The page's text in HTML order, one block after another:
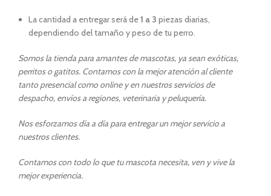
La cantidad a entregar será de1 a 3 piezas diarias,
dependiendo del tamaño y peso de tu perro.
Somos la tienda para amantes de mascotas, ya sean exóticas,
perritos o gatitos. Contamos con la mejor atención al cliente
tanto presencial como online y en nuestros servicios de
despacho, envíos a regiones, veterinaria y peluquería.
Nos esforzamos día a día para entregar un mejor servicio a
nuestros clientes.
Contamos con todo lo que tu mascota necesita, ven y vive la
mejor experiencia.